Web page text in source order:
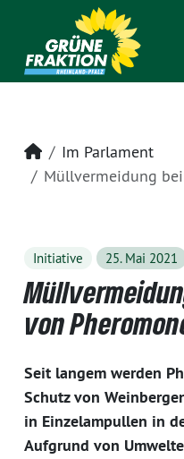
Startseite
Im Parlament
Müllvermeidung beim
Initiative 25. Mai 2021
von
Seit langem werden
Schutz von
in Einzelampullen in
Aufgrund von